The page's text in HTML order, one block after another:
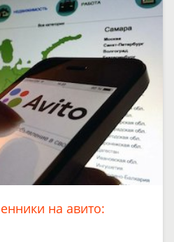
на авито: